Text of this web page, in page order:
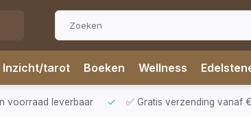
Inzicht/tarot Boeken Wellness
voorraad leverbaar ✅ Gratis verzending vanaf